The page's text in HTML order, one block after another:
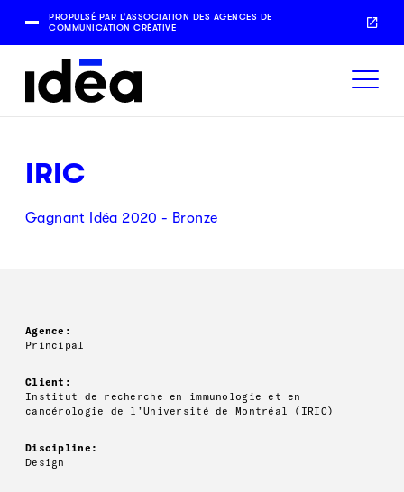
PROPULSÉ PAR L’ASSOCIATION DES AGENCES DE
COMMUNICATION CRÉATIVE
IRIC
Gagnant Idéa 2020 - Bronze
Agence:
Principal
Client:
Institut de recherche en immunologie et en
cancérologie de l’Université de Montréal (IRIC)
Discipline:
Design